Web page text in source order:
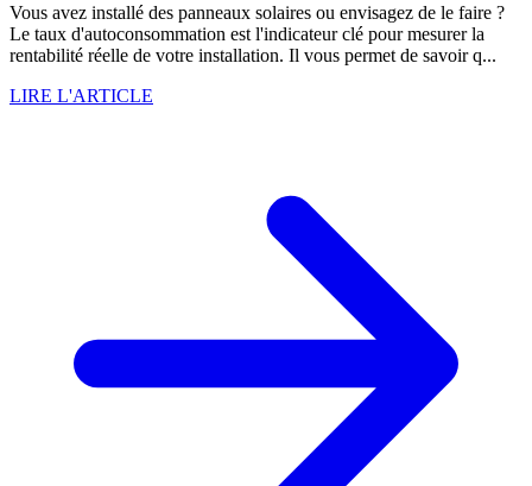
Vous avez installé des panneaux solaires ou envisagez de le faire ?
Le taux d'autoconsommation est l'indicateur clé pour mesurer la
rentabilité réelle de votre installation. Il vous permet de savoir q...
LIRE L'ARTICLE